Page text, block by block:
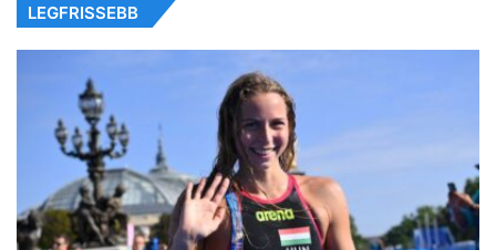
LEGFRISSEBB